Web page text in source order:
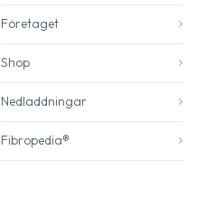
Företaget
Shop
Nedladdningar
Fibropedia®